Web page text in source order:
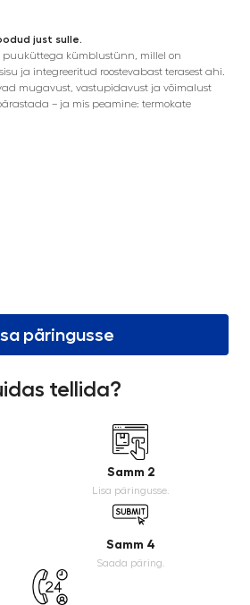
just sulle.
puuküttega kümblustünn, millel on
ja integreeritud roostevabast terasest ahi.
mugavust, vastupidavust ja võimalust
– ja mis peamine: termokate
päringusse
tellida?
Samm 2
Lisa päringusse.
Samm 4
Saada päring.